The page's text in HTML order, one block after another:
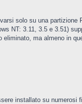
solo su una partizione
NT: 3.11, 3.5 e 3.51)
ma almeno in
installato su